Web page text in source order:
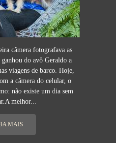
câmera fotografava as
do avô Geraldo a
viagens de barco. Hoje,
a câmera do celular, o
não existe um dia sem
melhor...
MAIS